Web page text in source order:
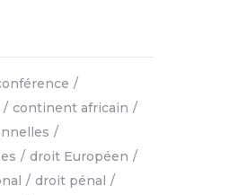
continent africain
droit Européen
droit pénal